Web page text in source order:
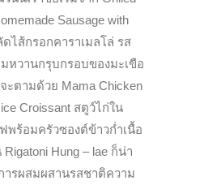
Sausage with
ดไส้กรอกคาราเมลโล่ รส
หวานกรุบกรอบของมะเขือ
ะตามด้วย Mama Chicken
Croissant สตูว์ไก่ใน
พร้อมครัวซองต์ข้าวก่ำเนื้อ
Hung – lae ก็น่า
ารผสมผสานรสชาติความ